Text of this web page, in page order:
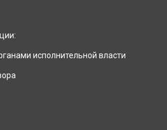
исполнительной власти